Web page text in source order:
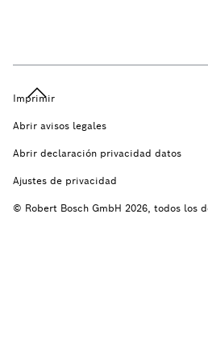
Imprimir
Abrir avisos legales
Abrir declaración privacidad datos
Ajustes de privacidad
© Robert Bosch GmbH 2026, todos los